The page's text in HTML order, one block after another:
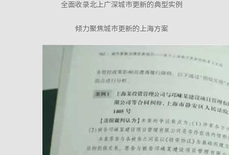
全面收录北上广深城市更新的典型实例
倾力聚焦城市更新的上海方案